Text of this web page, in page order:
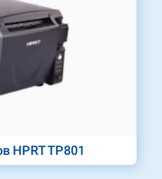
HPRT TP801